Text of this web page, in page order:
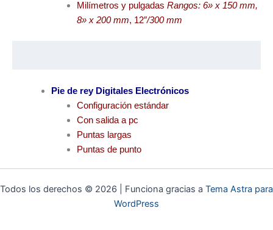
Milímetros y pulgadas Rangos: 6» x 150 mm,
8» x 200 mm, 12″/300 mm
Pie de rey Digitales Electrónicos
Configuración estándar
Con salida a pc
Puntas largas
Puntas de punto
Todos los derechos © 2026 | Funciona gracias a Tema Astra para
WordPress